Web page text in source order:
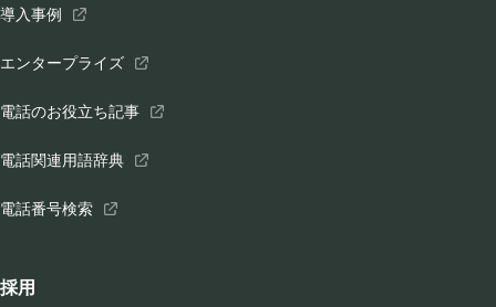
導入事例
エンタープライズ
電話のお役立ち記事
電話関連用語辞典
電話番号検索
採用